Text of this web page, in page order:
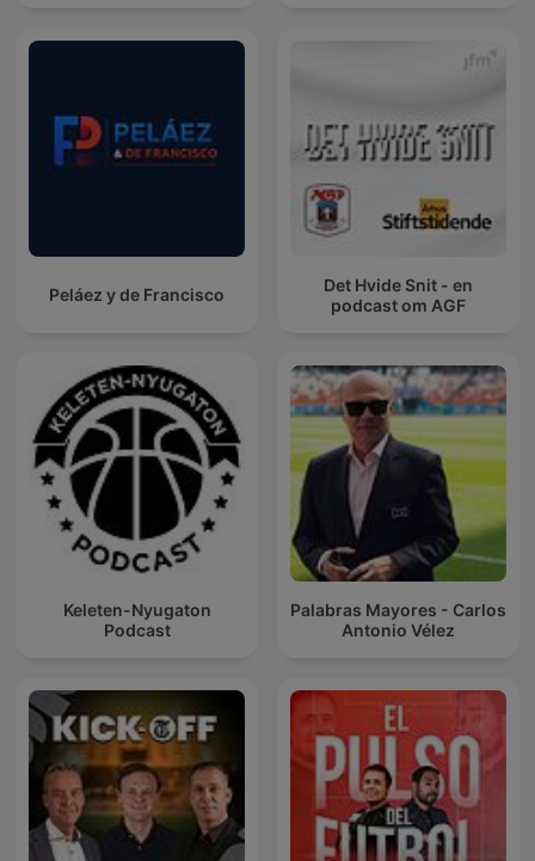
Peláez y de Francisco
Det Hvide Snit - en
podcast om AGF
Keleten-Nyugaton
Podcast
Palabras Mayores - Carlos
Antonio Vélez